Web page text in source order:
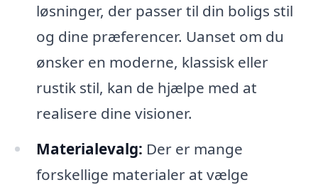
løsninger, der passer til din boligs stil
og dine præferencer. Uanset om du
ønsker en moderne, klassisk eller
rustik stil, kan de hjælpe med at
realisere dine visioner.
Materialevalg: Der er mange
forskellige materialer at vælge